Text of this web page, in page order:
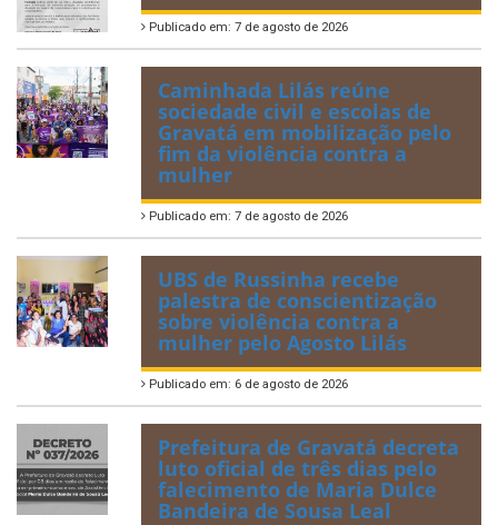
Publicado em: 7 de agosto de 2026
Caminhada Lilás reúne
sociedade civil e escolas de
Gravatá em mobilização pelo
fim da violência contra a
mulher
Publicado em: 7 de agosto de 2026
UBS de Russinha recebe
palestra de conscientização
sobre violência contra a
mulher pelo Agosto Lilás
Publicado em: 6 de agosto de 2026
Prefeitura de Gravatá decreta
luto oficial de três dias pelo
falecimento de Maria Dulce
Bandeira de Sousa Leal